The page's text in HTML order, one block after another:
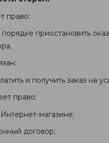
право:
приостановить
и получить заказ на
право:
магазине;
договор;